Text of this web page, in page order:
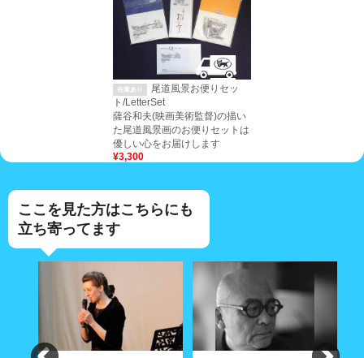
在庫あり
尾道風景お便りセッ
ト/LetterSet
薩谷和夫(映画美術監督)の描い
た尾道風景画のお便りセットは
優しい心をお届けします
¥3,300
ここを見た方はこちらにも
立ち寄ってます